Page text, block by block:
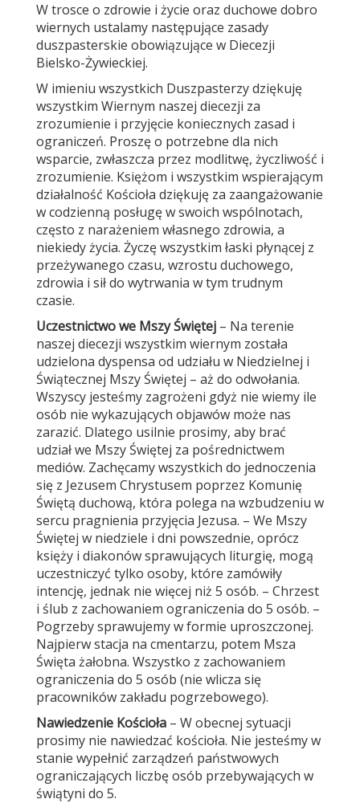
W trosce o zdrowie i życie oraz duchowe dobro
wiernych ustalamy następujące zasady
duszpasterskie obowiązujące w Diecezji
Bielsko-Żywieckiej.
W imieniu wszystkich Duszpasterzy dziękuję
wszystkim Wiernym naszej diecezji za
zrozumienie i przyjęcie koniecznych zasad i
ograniczeń. Proszę o potrzebne dla nich
wsparcie, zwłaszcza przez modlitwę, życzliwość i
zrozumienie. Księżom i wszystkim wspierającym
działalność Kościoła dziękuję za zaangażowanie
w codzienną posługę w swoich wspólnotach,
często z narażeniem własnego zdrowia, a
niekiedy życia. Życzę wszystkim łaski płynącej z
przeżywanego czasu, wzrostu duchowego,
zdrowia i sił do wytrwania w tym trudnym
czasie.
Uczestnictwo we Mszy Świętej – Na terenie
naszej diecezji wszystkim wiernym została
udzielona dyspensa od udziału w Niedzielnej i
Świątecznej Mszy Świętej – aż do odwołania.
Wszyscy jesteśmy zagrożeni gdyż nie wiemy ile
osób nie wykazujących objawów może nas
zarazić. Dlatego usilnie prosimy, aby brać
udział we Mszy Świętej za pośrednictwem
mediów. Zachęcamy wszystkich do jednoczenia
się z Jezusem Chrystusem poprzez Komunię
Świętą duchową, która polega na wzbudzeniu w
sercu pragnienia przyjęcia Jezusa. – We Mszy
Świętej w niedziele i dni powszednie, oprócz
księży i diakonów sprawujących liturgię, mogą
uczestniczyć tylko osoby, które zamówiły
intencję, jednak nie więcej niż 5 osób. – Chrzest
i ślub z zachowaniem ograniczenia do 5 osób. –
Pogrzeby sprawujemy w formie uproszczonej.
Najpierw stacja na cmentarzu, potem Msza
Święta żałobna. Wszystko z zachowaniem
ograniczenia do 5 osób (nie wlicza się
pracowników zakładu pogrzebowego).
Nawiedzenie Kościoła – W obecnej sytuacji
prosimy nie nawiedzać kościoła. Nie jesteśmy w
stanie wypełnić zarządzeń państwowych
ograniczających liczbę osób przebywających w
świątyni do 5.